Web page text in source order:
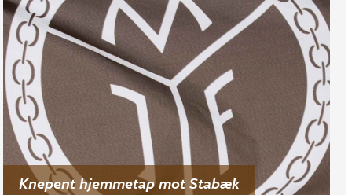
Knepent hjemmetap mot Stabæk